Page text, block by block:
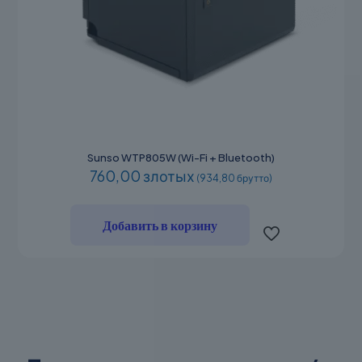
Sunso WTP805W (Wi-Fi + Bluetooth)
760,00 злотых (934,80 брутто)
Добавить в корзину